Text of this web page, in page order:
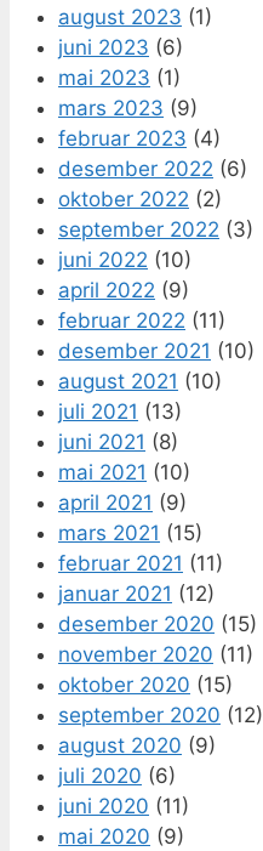
august 2023 (1)
juni 2023 (6)
mai 2023 (1)
mars 2023 (9)
februar 2023 (4)
desember 2022 (6)
oktober 2022 (2)
september 2022 (3)
juni 2022 (10)
april 2022 (9)
februar 2022 (11)
desember 2021 (10)
august 2021 (10)
juli 2021 (13)
juni 2021 (8)
mai 2021 (10)
april 2021 (9)
mars 2021 (15)
februar 2021 (11)
januar 2021 (12)
desember 2020 (15)
november 2020 (11)
oktober 2020 (15)
september 2020 (12)
august 2020 (9)
juli 2020 (6)
juni 2020 (11)
mai 2020 (9)